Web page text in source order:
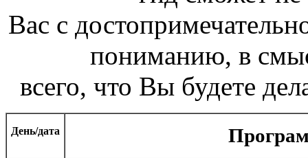
Вас с
пониманию, в
всего, что Вы будете
День/дата